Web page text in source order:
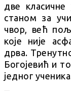
две
станом за
чвор, већ
које није
дрва.
Богојевић и
једног